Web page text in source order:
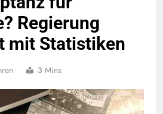
Regierung
mit Statistiken
3 Mins